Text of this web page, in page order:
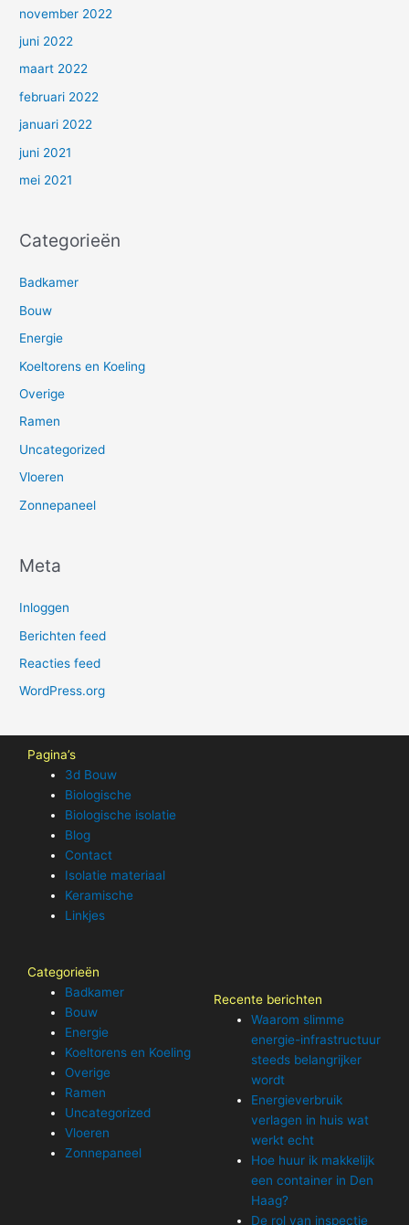
november 2022
juni 2022
maart 2022
februari 2022
januari 2022
juni 2021
mei 2021
Categorieën
Badkamer
Bouw
Energie
Koeltorens en Koeling
Overige
Ramen
Uncategorized
Vloeren
Zonnepaneel
Meta
Inloggen
Berichten feed
Reacties feed
WordPress.org
Pagina’s
3d Bouw
Biologische
Biologische isolatie
Blog
Contact
Isolatie materiaal
Keramische
Linkjes
Categorieën
Badkamer
Bouw
Energie
Koeltorens en Koeling
Overige
Ramen
Uncategorized
Vloeren
Zonnepaneel
Recente berichten
Waarom slimme
energie-infrastructuur
steeds belangrijker
wordt
Energieverbruik
verlagen in huis wat
werkt echt
Hoe huur ik makkelijk
een container in Den
Haag?
De rol van inspectie